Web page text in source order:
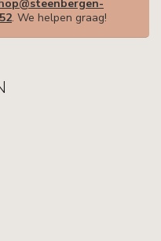
. We helpen graag!